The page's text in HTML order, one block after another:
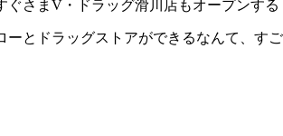
ぐさまV・ドラッグ滑川店もオープンする
ーとドラッグストアができるなんて、すご